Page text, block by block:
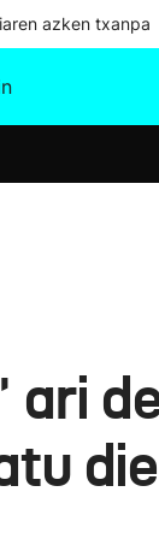
azken txanpa